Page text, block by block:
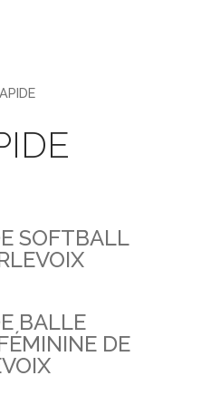
SOFTBALL
BALLE
DE